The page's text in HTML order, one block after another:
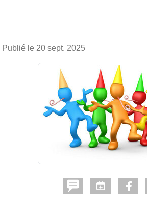
Publié le 20 sept. 2025